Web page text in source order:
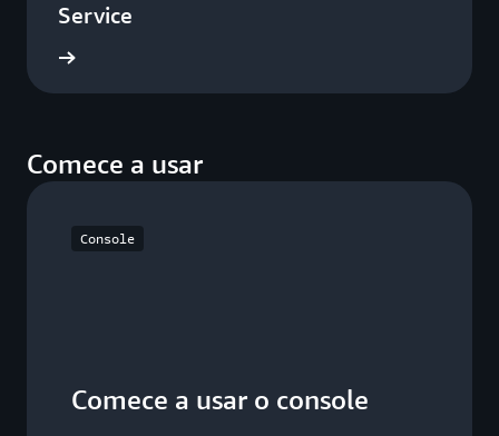
Service
Comece a usar
Console
Comece a usar o console